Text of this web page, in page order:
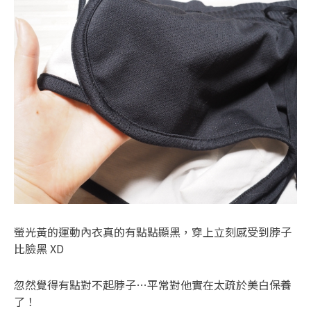
螢光黃的運動內衣真的有點點顯黑，穿上立刻感受到脖子
比臉黑 XD
忽然覺得有點對不起脖子…平常對他實在太疏於美白保養
了！